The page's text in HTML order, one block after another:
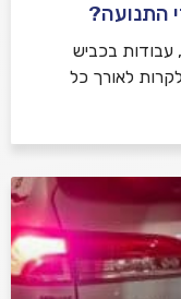
התנועה?
עבודות בכביש
לאורך כל